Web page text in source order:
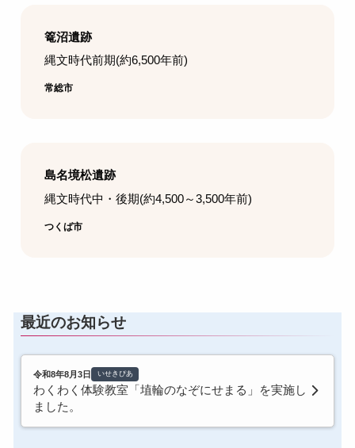
篭沼遺跡
縄文時代前期(約6,500年前)
常総市
島名境松遺跡
縄文時代中・後期(約4,500～3,500年前)
つくば市
最近のお知らせ
令和8年8月3日 いせきぴあ
わくわく体験教室「埴輪のなぞにせまる」を実施し
ました。